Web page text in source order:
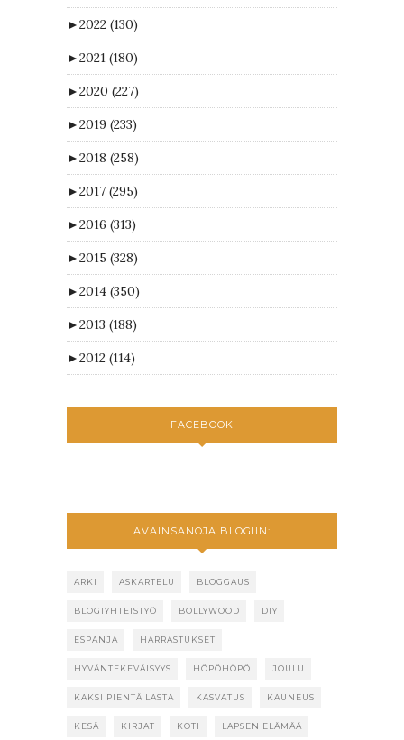
►2022 (130)
►2021 (180)
►2020 (227)
►2019 (233)
►2018 (258)
►2017 (295)
►2016 (313)
►2015 (328)
►2014 (350)
►2013 (188)
►2012 (114)
FACEBOOK
AVAINSANOJA BLOGIIN:
ARKI ASKARTELU BLOGGAUS
BLOGIYHTEISTYÖ BOLLYWOOD DIY
ESPANJA HARRASTUKSET
HYVÄNTEKEVÄISYYS HÖPÖHÖPÖ JOULU
KAKSI PIENTÄ LASTA KASVATUS KAUNEUS
KESÄ KIRJAT KOTI LAPSEN ELÄMÄÄ